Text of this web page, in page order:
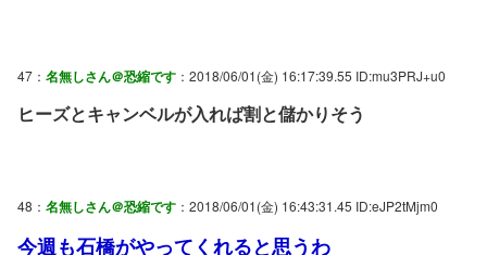
47： 名無しさん＠恐縮です ：2018/06/01(金) 16:17:39.55 ID:mu3PRJ+u0
ヒーズとキャンベルが入れば割と儲かりそう
48： 名無しさん＠恐縮です ：2018/06/01(金) 16:43:31.45 ID:eJP2tMjm0
今週も石橋がやってくれると思うわ